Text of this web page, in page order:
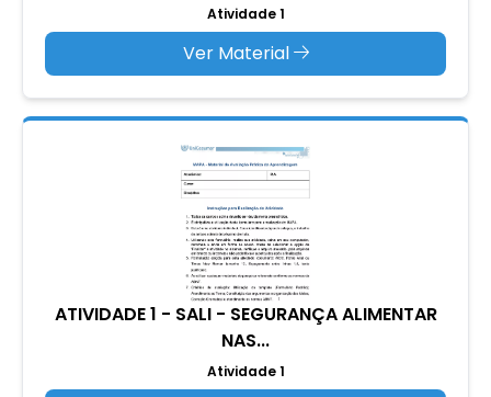
Atividade 1
Ver Material
ATIVIDADE 1 - SALI - SEGURANÇA ALIMENTAR
NAS...
Atividade 1